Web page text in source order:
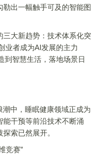
出一幅触手可及的智能图
大新趋势：技术体系化突
业者成为AI发展的主力
到智慧生活，落地场景日
中，睡眠健康领域正成为
干预等前沿技术不断涌
索已然展开。
竞赛”